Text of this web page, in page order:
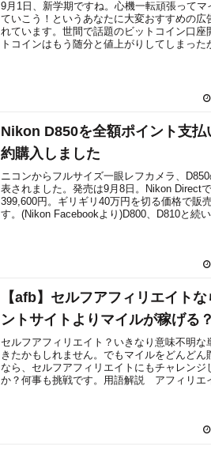
9月1日、新学期ですね。心機一転頑張ってマ
ていこう！というあなたに大変おすすめの広
れています。世間で話題のビットコイン口座
トコインはもう随分と値上がりしてしまった
Nikon D850を全額ポイント支払
約購入しました
ニコンからフルサイズ一眼レフカメラ、
表されました。発売は9月8日。Nikon Direct
399,600円。ギリギリ40万円を切る価格で販
す。(Nikon Facebookより)D800、D810と続
【afb】セルフアフィリエイトな
ントサイトよりマイルが稼げる？
セルフアフィリエイト？いきなり意味不明な
きたかもしれません。でもマイルをどんどん
なら、セルフアフィリエイトにもチャレンジ
か？何事も挑戦です。用語解説 アフィリエ